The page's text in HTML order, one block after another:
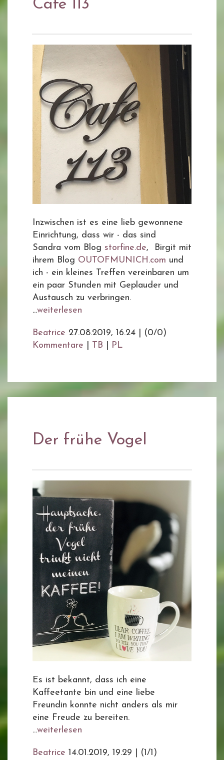
Cafe 113
Inzwischen ist es eine lieb gewonnene
Einrichtung, dass wir - das sind
Sandra vom Blog storfine.de, Birgit mit
ihrem Blog OUTOFMUNICH.com und
ich - ein kleines Treffen vereinbaren um
ein paar Stunden mit Geplauder und
Austausch zu verbringen.
...weiterlesen
Beatrice 27.08.2019, 16.24
(0/0)
Kommentare
TB PL
Der frühe Vogel
Es ist bekannt, dass ich eine
Kaffeetante bin und eine liebe
Freundin konnte nicht anders als mir
eine Freude zu bereiten.
...weiterlesen
Beatrice 14.01.2019, 19.29
(1/1)